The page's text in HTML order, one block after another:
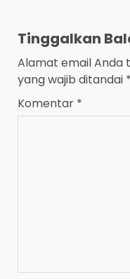
Tinggalkan
Alamat email Anda
yang wajib ditandai *
Komentar *